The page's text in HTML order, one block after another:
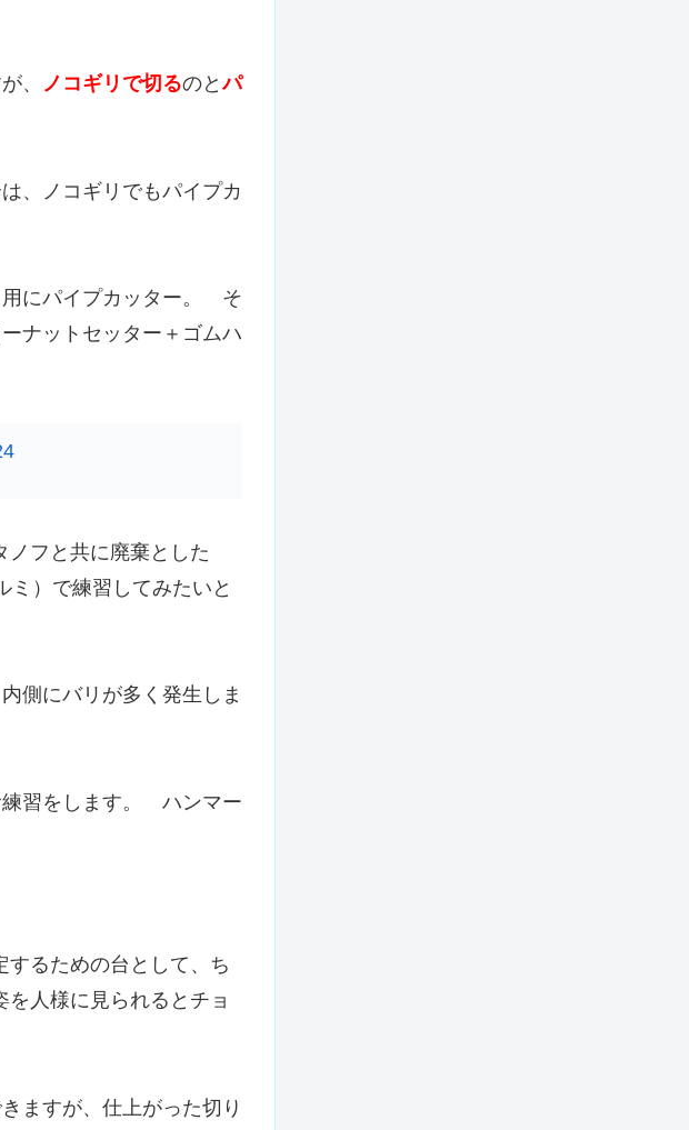
、 ノコギリで切るのとパ
、ノコギリでもパイプカ
用にパイプカッター。 そ
ナットセッター＋ゴムハ
ノフと共に廃棄とした
ミ）で練習してみたいと
側にバリが多く発生しま
練習をします。 ハンマー
るための台として、ち
を人様に見られるとチョ
ますが、仕上がった切り